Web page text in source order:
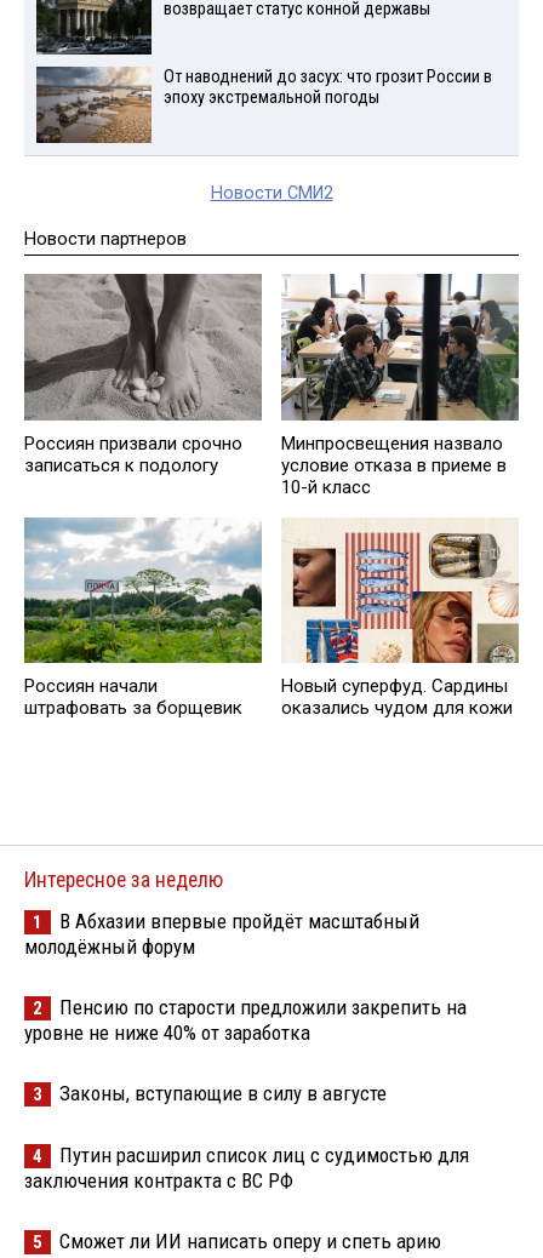
возвращает статус конной державы
От наводнений до засух: что грозит России в
эпоху экстремальной погоды
Новости СМИ2
Новости партнеров
Россиян призвали срочно
записаться к подологу
Минпросвещения назвало
условие отказа в приеме в
10-й класс
Россиян начали
штрафовать за борщевик
Новый суперфуд. Сардины
оказались чудом для кожи
Интересное за неделю
1
В Абхазии впервые пройдёт масштабный
молодёжный форум
2
Пенсию по старости предложили закрепить на
уровне не ниже 40% от заработка
3 Законы, вступающие в силу в августе
4
Путин расширил список лиц с судимостью для
заключения контракта с ВС РФ
5 Сможет ли ИИ написать оперу и спеть арию